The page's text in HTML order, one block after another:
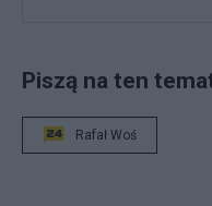
Piszą na ten
Rafał Woś